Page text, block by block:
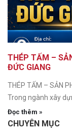
THÉP TẤM –
ĐỨC GIANG
THÉP TẤM – SẢN
Trong ngành xây
Đọc thêm »
CHUYÊN MỤC